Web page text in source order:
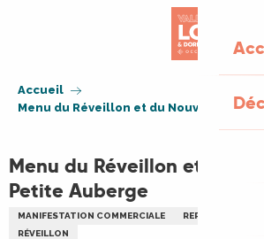
Accueil
Menu du Réveillon et du Nouvel An à la
Menu du Réveillon et du
Petite Auberge
MANIFESTATION COMMERCIALE REPAS
RÉVEILLON